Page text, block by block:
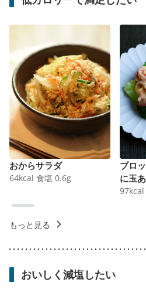
おからサラダ
64kcal 食塩 0.6g
ブロ
に玉
97kcal
もっと見る
おいしく減塩したい